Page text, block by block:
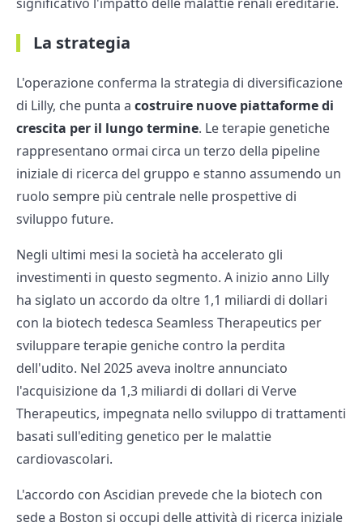
significativo l'impatto delle malattie renali ereditarie.
La strategia
L'operazione conferma la strategia di diversificazione
di Lilly, che punta a costruire nuove piattaforme di
crescita per il lungo termine. Le terapie genetiche
rappresentano ormai circa un terzo della pipeline
iniziale di ricerca del gruppo e stanno assumendo un
ruolo sempre più centrale nelle prospettive di
sviluppo future.
Negli ultimi mesi la società ha accelerato gli
investimenti in questo segmento. A inizio anno Lilly
ha siglato un accordo da oltre 1,1 miliardi di dollari
con la biotech tedesca Seamless Therapeutics per
sviluppare terapie geniche contro la perdita
dell'udito. Nel 2025 aveva inoltre annunciato
l'acquisizione da 1,3 miliardi di dollari di Verve
Therapeutics, impegnata nello sviluppo di trattamenti
basati sull'editing genetico per le malattie
cardiovascolari.
L'accordo con Ascidian prevede che la biotech con
sede a Boston si occupi delle attività di ricerca iniziale